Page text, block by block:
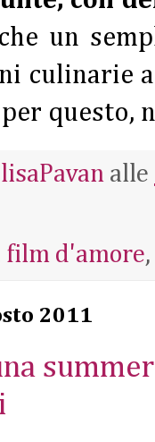
un
culinarie
questo,
alle
film d'amore,
2011